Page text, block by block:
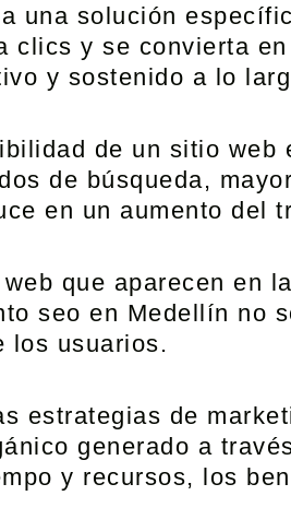
una solución
clics y se convierta
y sostenido a lo
de un sitio web
de búsqueda,
en un aumento del
que aparecen en
seo en Medellín no
los usuarios.
estrategias de
generado a
y recursos, los